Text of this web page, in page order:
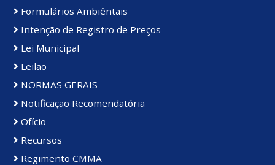
Formulários Ambiêntais
Intenção de Registro de Preços
Lei Municipal
Leilão
NORMAS GERAIS
Notificação Recomendatória
Ofício
Recursos
Regimento CMMA